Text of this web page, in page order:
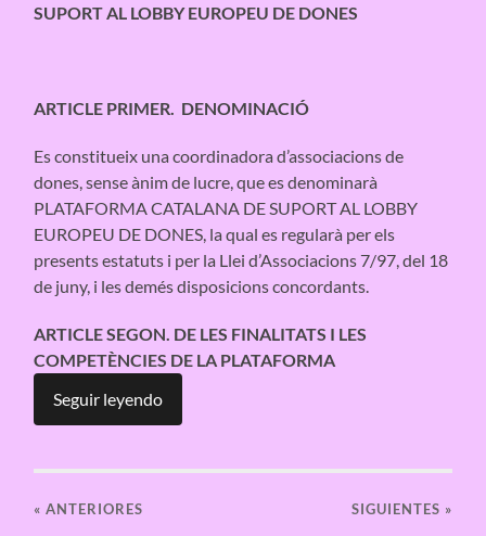
SUPORT AL LOBBY EUROPEU DE DONES
ARTICLE PRIMER. DENOMINACIÓ
Es constitueix una coordinadora d’associacions de
dones, sense ànim de lucre, que es denominarà
PLATAFORMA CATALANA DE SUPORT AL LOBBY
EUROPEU DE DONES, la qual es regularà per els
presents estatuts i per la Llei d’Associacions 7/97, del 18
de juny, i les demés disposicions concordants.
ARTICLE SEGON. DE LES FINALITATS I LES
COMPETÈNCIES DE LA PLATAFORMA
Seguir leyendo
«ANTERIORES SIGUIENTES »